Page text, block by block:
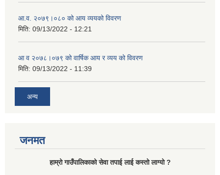
आ.व. २०७९।०८० को आय व्ययको विवरण
मिति: 09/13/2022 - 12:21
आ‍ व २०७८।०७९ को वार्षिक आय र व्यय को विवरण
मिति: 09/13/2022 - 11:39
अन्य
जनमत
हाम्रो गाउँपालिकाको सेवा तपाई लाई कस्तो लाग्यो ?